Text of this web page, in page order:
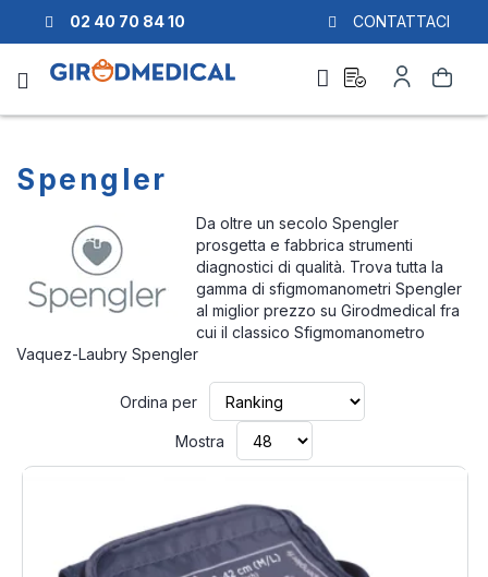
02 40 70 84 10 CONTATTACI
Cerca
preventivo
mio
Account
Spengler
Da oltre un secolo Spengler
prosgetta e fabbrica strumenti
diagnostici di qualità. Trova tutta la
gamma di sfigmomanometri Spengler
al miglior prezzo su Girodmedical fra
cui il classico Sfigmomanometro
Vaquez-Laubry Spengler
Ordina per
Mostra